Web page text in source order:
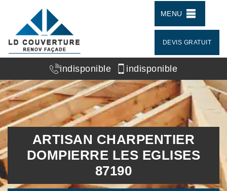
MENU
DEVIS GRATUIT
indisponible indisponible
ARTISAN CHARPENTIER
DOMPIERRE LES EGLISES
87190